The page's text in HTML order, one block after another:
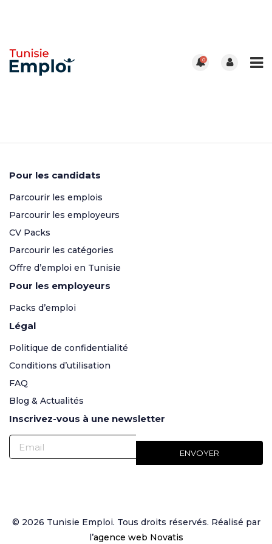
0
Pour les candidats
Parcourir les emplois
Parcourir les employeurs
CV Packs
Parcourir les catégories
Offre d’emploi en Tunisie
Pour les employeurs
Packs d’emploi
Légal
Politique de confidentialité
Conditions d’utilisation
FAQ
Blog & Actualités
Inscrivez-vous à une newsletter
© 2026 Tunisie Emploi. Tous droits réservés. Réalisé par
l’agence web Novatis